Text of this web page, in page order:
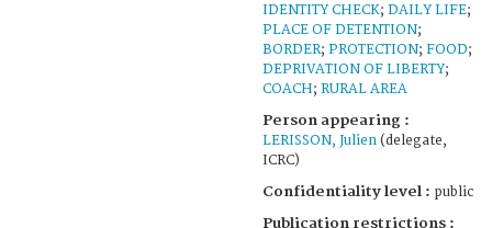
IDENTITY CHECK; DAILY LIFE;
PLACE OF DETENTION;
BORDER; PROTECTION; FOOD;
DEPRIVATION OF LIBERTY;
COACH; RURAL AREA
Person appearing :
LERISSON, Julien (delegate,
ICRC)
Confidentiality level : public
Publication restrictions :